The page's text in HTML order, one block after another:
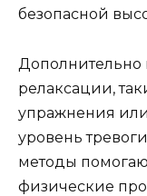
безопасной
Дополнительно
релаксации,
упражнения
уровень
методы
физические